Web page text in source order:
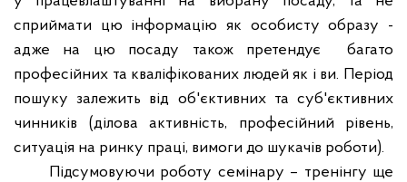
сприймати цю інформацію як особисту образу -
адже на цю посаду також претендує
багато
професійних та кваліфікованих людей як і ви. Період
пошуку залежить від об'єктивних та суб'єктивних
чинників (ділова активність, професійний рівень,
ситуація на ринку праці, вимоги до шукачів роботи).
Підсумовуючи роботу семінару – тренінгу ще